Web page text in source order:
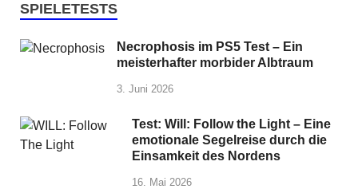
SPIELETESTS
Necrophosis im PS5 Test – Ein
meisterhafter morbider Albtraum
3. Juni 2026
Test: Will: Follow the Light – Eine
emotionale Segelreise durch die
Einsamkeit des Nordens
16. Mai 2026